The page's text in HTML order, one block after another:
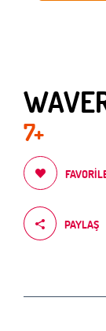
7+
PAYLAŞ